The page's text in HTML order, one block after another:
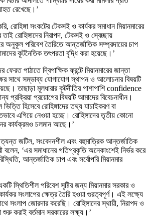
রেখেছে।’
রোহিঙ্গা সংকটের টেকসই ও কার্যকর সমাধান মিয়ানমারের
রোহিঙ্গাদের নিরাপদ, টেকসই ও স্বেচ্ছায়
অনুকূল পরিবেশ তৈরিতে আন্তর্জাতিক সম্প্রদায়ের চাপ
কূটনৈতিক তৎপরতা বৃদ্ধি করা হয়েছে।’
ফেরত পাঠাতে দ্বিপাক্ষিক ফ্রন্টে মিয়ানমারের জান্তা
সাথে সম্ভাব্য যোগাযোগ স্থাপন ও আলোচনার বিষয়টি
তাছাড়া মূলধারার কূটনীতির পাশাপাশি confidence
প্রয়োগের বিষয়টি আমাদের বিবেচনাধীন।
হিসেবে রোহিঙ্গাদের তথ্য যাচাইকরণ বা
এগিয়ে নেওয়া হচ্ছে। রোহিঙ্গাদের তৃতীয় কোনো
কার্যক্রমও চলমান আছে।’
জটিল, সংবেদনশীল এবং বহুমাত্রিক আন্তর্জাতিক
বলেন, ‘এর সমাধানের গতিপ্রকৃতি অনেকাংশেই নির্ভর করে
আন্তর্জাতিক চাপ এবং সর্বোপরি মিয়ানমার
স্থিতিশীল পরিবেশ সৃষ্টির জন্য মিয়ানমার সরকার ও
সংলাপের ক্ষেত্র তৈরি হওয়া গুরত্বপূর্ণ। এই লক্ষ্যে
সংলাপ জোরদার করেছি। রোহিঙ্গাদের স্থায়ী, নিরাপদ ও
করাই বর্তমান সরকারের লক্ষ্য।’